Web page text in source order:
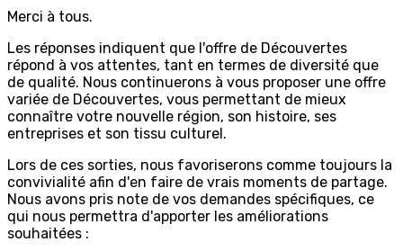
Merci à tous.
Les réponses indiquent que l'offre de Découvertes
répond à vos attentes, tant en termes de diversité que
de qualité. Nous continuerons à vous proposer une offre
variée de Découvertes, vous permettant de mieux
connaître votre nouvelle région, son histoire, ses
entreprises et son tissu culturel.
Lors de ces sorties, nous favoriserons comme toujours la
convivialité afin d'en faire de vrais moments de partage.
Nous avons pris note de vos demandes spécifiques, ce
qui nous permettra d'apporter les améliorations
souhaitées :